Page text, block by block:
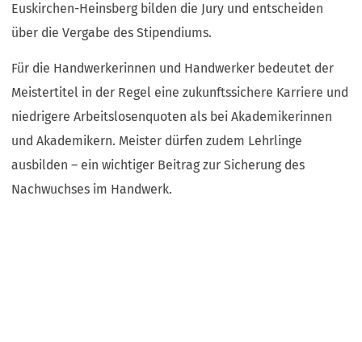
Euskirchen-Heinsberg bilden die Jury und entscheiden
über die Vergabe des Stipendiums.
Für die Handwerkerinnen und Handwerker bedeutet der
Meistertitel in der Regel eine zukunftssichere Karriere und
niedrigere Arbeitslosenquoten als bei Akademikerinnen
und Akademikern. Meister dürfen zudem Lehrlinge
ausbilden – ein wichtiger Beitrag zur Sicherung des
Nachwuchses im Handwerk.